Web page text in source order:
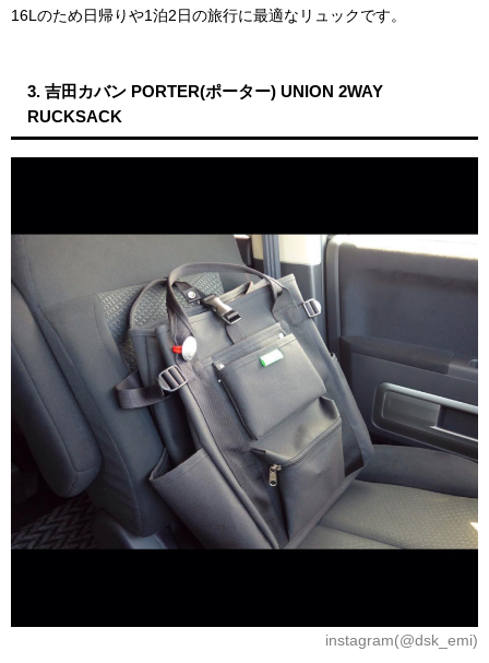
16Lのため日帰りや1泊2日の旅行に最適なリュックです。
3. 吉田カバン PORTER(ポーター) UNION 2WAY
RUCKSACK
instagram(@dsk_emi)